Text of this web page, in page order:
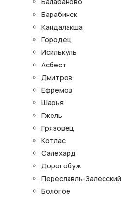
Барабинск
Кандалакша
Городец
Исилькуль
Асбест
Дмитров
Ефремов
Шарья
Гжель
Грязовец
Котлас
Салехард
Дорогобуж
Переславль-Залесский
Бологое